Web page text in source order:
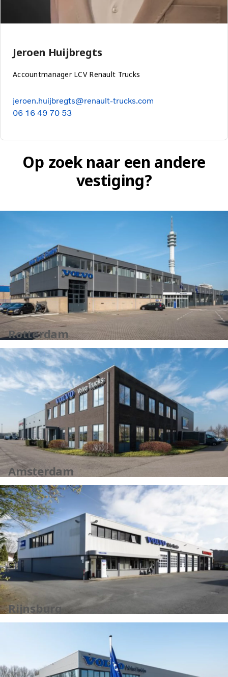
Jeroen Huijbregts
Accountmanager LCV Renault Trucks
jeroen.huijbregts@renault-trucks.com
06 16 49 70 53
Op zoek naar een andere
vestiging?
Rotterdam
Amsterdam
Rijnsburg